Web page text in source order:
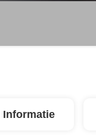
Informatie